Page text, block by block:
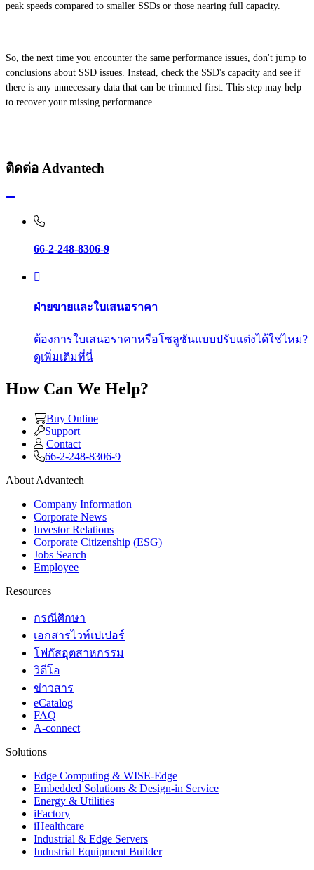
peak speeds compared to smaller SSDs or those nearing full capacity.
So, the next time you encounter the same performance issues, don't jump to
conclusions about SSD issues. Instead, check the SSD's capacity and see if
there is any unnecessary data that can be trimmed first. This step may help
to recover your missing performance.
ติดต่อ Advantech
66-2-248-8306-9
ฝ่ายขายและใบเสนอราคา
ต้องการใบเสนอราคาหรือโซลูชันแบบปรับแต่งได้ใช่ไหม?
ดูเพิ่มเติมที่นี่
How Can We Help?
Buy Online
Support
Contact
66-2-248-8306-9
About Advantech
Company Information
Corporate News
Investor Relations
Corporate Citizenship (ESG)
Jobs Search
Employee
Resources
กรณีศึกษา
เอกสารไวท์เปเปอร์
โฟกัสอุตสาหกรรม
วิดีโอ
ข่าวสาร
eCatalog
FAQ
A-connect
Solutions
Edge Computing & WISE-Edge
Embedded Solutions & Design-in Service
Energy & Utilities
iFactory
iHealthcare
Industrial & Edge Servers
Industrial Equipment Builder